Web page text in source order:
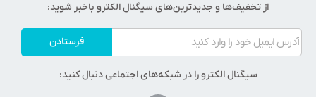
از تخفیف‌ها و جدیدترین‌های سیگنال الکترو باخبر شوید:
فرستادن
سیگنال الکترو را در شبکه‌های اجتماعی دنبال کنید: